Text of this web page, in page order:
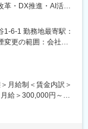
の実施などを通じ
内容など様々な側面
め、他の審査担当
革・DX推進・AI活用
および業務高度化
て適切なリスク判
標準化、DX推進に
査経験や専門知識
より生産性の高い
1-6-1 勤務地最寄駅：
変更の範囲：会社の
月給制＜賃金内訳＞
給＞300,000円～